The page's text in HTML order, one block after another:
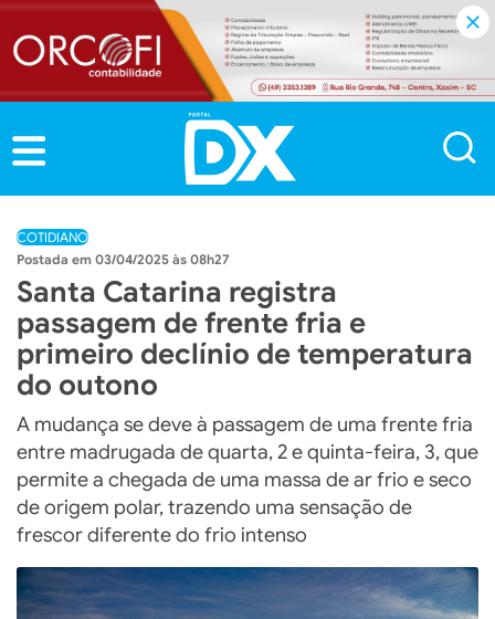
COTIDIANO
03/04/2025 às 08h27
Santa Catarina registra
passagem de frente fria e
primeiro declínio de temperatura
do outono
A mudança se deve à passagem de uma frente fria
entre madrugada de quarta, 2 e quinta-feira, 3, que
permite a chegada de uma massa de ar frio e seco
de origem polar, trazendo uma sensação de
frescor diferente do frio intenso